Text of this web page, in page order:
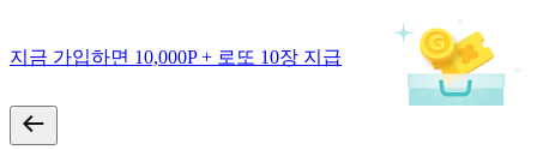
지금 가입하면 10,000P + 로또 10장 지급